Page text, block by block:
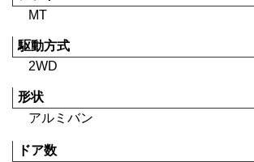
MT
駆動方式
2WD
形状
アルミバン
ドア数